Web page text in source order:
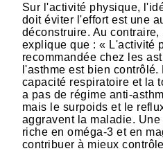
Sur l'activité physique,
doit éviter l'effort est une
déconstruire. Au
explique que : « L'activité
recommandée chez les
l'asthme est bien
capacité respiratoire et la
a pas de régime anti-
mais le surpoids et le
aggravent la maladie.
riche en oméga-3 et en
contribuer à mieux